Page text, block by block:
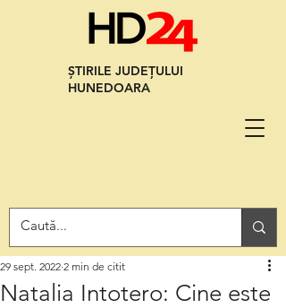
ȘTIRILE JUDEȚULUI
HUNEDOARA
Natalia Intotero: Cine este
29 sept. 2022 2 min de citit